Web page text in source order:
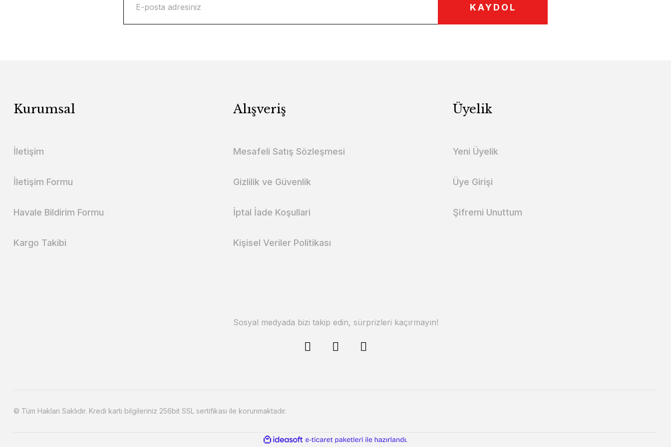
KAYDOL
Kurumsal
İletişim
İletişim Formu
Havale Bildirim Formu
Kargo Takibi
Alışveriş
Mesafeli Satış Sözleşmesi
Gizlilik ve Güvenlik
İptal İade Koşullari
Kişisel Veriler Politikası
Üyelik
Yeni Üyelik
Üye Girişi
Şifremi Unuttum
Sosyal medyada bizi takip edin, sürprizleri kaçırmayın!
© Tüm Hakları Saklıdır. Kredi kartı bilgileriniz 256bit SSL sertifikası ile korunmaktadır.
ideasoft
e-